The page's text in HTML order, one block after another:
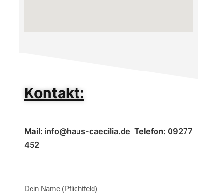
Kontakt:
Mail: info@haus-caecilia.de Telefon: 09277
452
Dein Name (Pflichtfeld)